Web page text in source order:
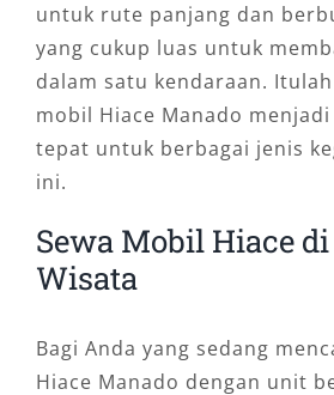
untuk rute panjang dan
yang cukup luas untuk
dalam satu kendaraan.
mobil Hiace Manado
tepat untuk berbagai jenis
ini.
Sewa Mobil Hiace di
Wisata
Bagi Anda yang sedang
Hiace Manado dengan unit